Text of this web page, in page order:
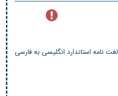
لغت نامه استاندارد انگلیسی به فارسی